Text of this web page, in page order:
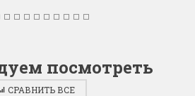
посмотреть
СРАВНИТЬ ВСЕ